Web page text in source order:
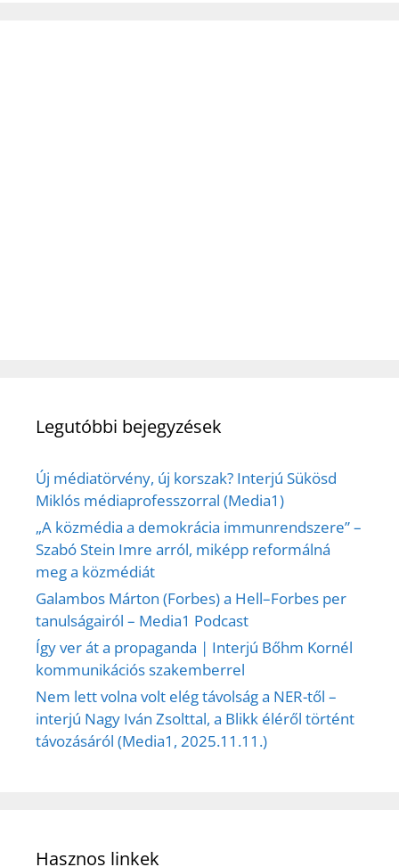
Legutóbbi bejegyzések
Új médiatörvény, új korszak? Interjú Sükösd
Miklós médiaprofesszorral (Media1)
„A közmédia a demokrácia immunrendszere” –
Szabó Stein Imre arról, miképp reformálná
meg a közmédiát
Galambos Márton (Forbes) a Hell–Forbes per
tanulságairól – Media1 Podcast
Így ver át a propaganda | Interjú Bőhm Kornél
kommunikációs szakemberrel
Nem lett volna volt elég távolság a NER-től –
interjú Nagy Iván Zsolttal, a Blikk éléről történt
távozásáról (Media1, 2025.11.11.)
Hasznos linkek